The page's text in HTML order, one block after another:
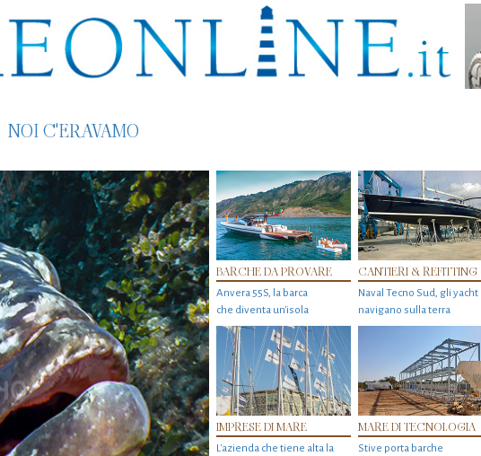
NOI C'ERAVAMO
BARCHE DA PROVARE
Anvera 55S, la barca
che diventa un'isola
CANTIERI & REFITTING
Naval Tecno Sud, gli yacht
navigano sulla terra
IMPRESE DI MARE
L'azienda che tiene alta la
MARE DI TECNOLOGIA
Stive porta barche